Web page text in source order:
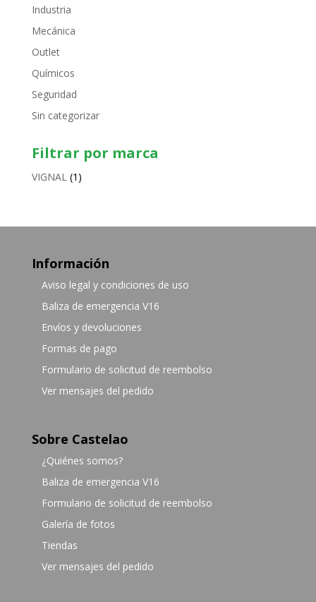
Industria
Mecánica
Outlet
Químicos
Seguridad
Sin categorizar
Filtrar por marca
VIGNAL (1)
Información
Aviso legal y condiciones de uso
Baliza de emergencia V16
Envíos y devoluciones
Formas de pago
Formulario de solicitud de reembolso
Ver mensajes del pedido
Sobre Castelao
¿Quiénes somos?
Baliza de emergencia V16
Formulario de solicitud de reembolso
Galería de fotos
Tiendas
Ver mensajes del pedido